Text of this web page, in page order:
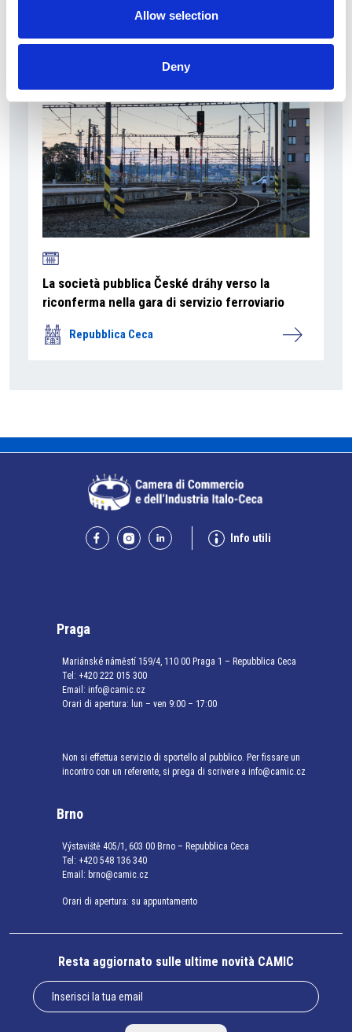
Allow selection
Deny
La Škoda avvia la produzione del suo SUV Peaq
Repubblica Ceca
La società pubblica České dráhy verso la
riconferma nella gara di servizio ferroviario
Repubblica Ceca
Info utili
Praga
Mariánské náměstí 159/4, 110 00 Praga 1 – Repubblica Ceca
Tel: +420 222 015 300
Email: info@camic.cz
Orari di apertura: lun – ven 9:00 – 17:00
Non si effettua servizio di sportello al pubblico. Per fissare un
incontro con un referente, si prega di scrivere a info@camic.cz
Brno
Výstaviště 405/1, 603 00 Brno – Repubblica Ceca
Tel: +420 548 136 340
Email: brno@camic.cz
Orari di apertura: su appuntamento
Resta aggiornato sulle ultime novità CAMIC